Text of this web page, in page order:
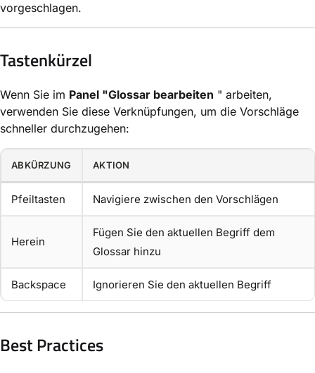
vorgeschlagen.
Tastenkürzel
Wenn Sie im Panel "Glossar bearbeiten " arbeiten,
verwenden Sie diese Verknüpfungen, um die Vorschläge
schneller durchzugehen:
ABKÜRZUNG AKTION
Pfeiltasten Navigiere zwischen den Vorschlägen
Herein
Fügen Sie den aktuellen Begriff dem
Glossar hinzu
Backspace Ignorieren Sie den aktuellen Begriff
Best Practices